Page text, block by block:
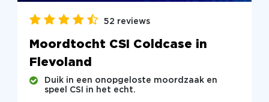
52 reviews
Moordtocht CSI Coldcase in
Flevoland
Duik in een onopgeloste moordzaak en
speel CSI in het echt.